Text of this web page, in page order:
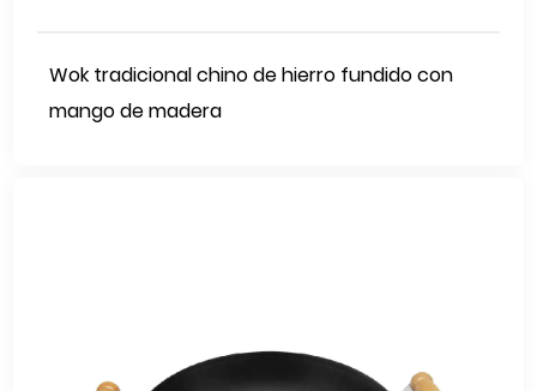
Wok tradicional chino de hierro fundido con
mango de madera